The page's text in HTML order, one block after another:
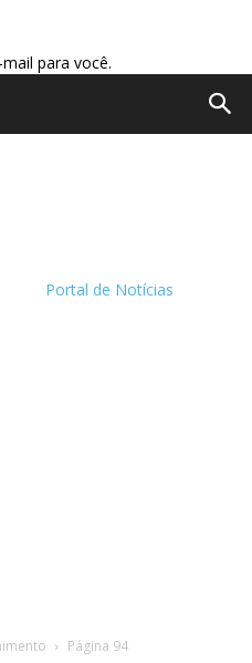
para você.
Portal de Notícias
Página 94